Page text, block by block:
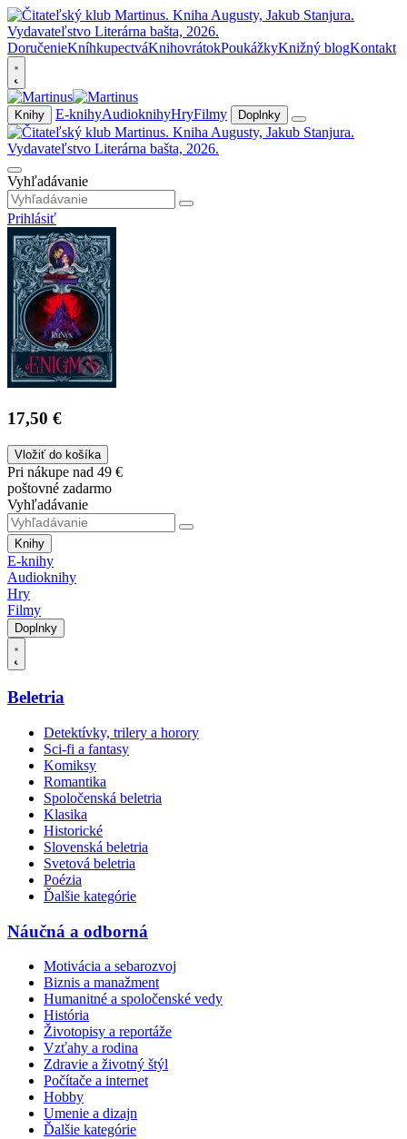
DoručenieKníhkupectváKnihovrátokPoukážkyKnižný blogKontakt
Knihy E-knihyAudioknihyHryFilmy Doplnky
Vyhľadávanie
Prihlásiť
17,50 €
Vložiť do košíka
Pri nákupe nad 49 €
poštovné zadarmo
Vyhľadávanie
Knihy
E-knihy
Audioknihy
Hry
Filmy
Doplnky
Beletria
Detektívky, trilery a horory
Sci-fi a fantasy
Komiksy
Romantika
Spoločenská beletria
Klasika
Historické
Slovenská beletria
Svetová beletria
Poézia
Ďalšie kategórie
Náučná a odborná
Motivácia a sebarozvoj
Biznis a manažment
Humanitné a spoločenské vedy
História
Životopisy a reportáže
Vzťahy a rodina
Zdravie a životný štýl
Počítače a internet
Hobby
Umenie a dizajn
Ďalšie kategórie